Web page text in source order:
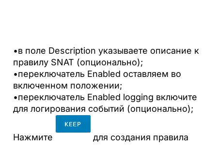
•в поле Description указываете описание к
правилу SNAT (опционально);
•переключатель Enabled оставляем во
включенном положении;
•переключатель Enabled logging включите
для логирования событий (опционально);
Нажмите для создания правила